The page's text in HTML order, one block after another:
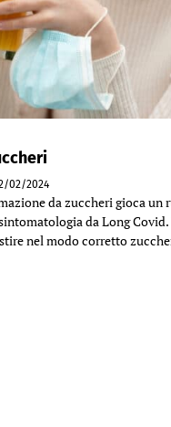
02/2024
da zuccheri gioca un
da Long
nel modo corretto